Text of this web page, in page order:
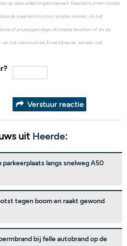
op deze website gemodereerd. Reacties kunnen zonder
als kwetsend kunnen worden ervaren, als het
of privacygevoelige informatie bevatten of als de
het nieuwsartikel. Email adressen worden niet
Verstuur reactie
uit Heerde:
parkeerplaats langs snelweg A50
tegen boom en raakt gewond
bij felle autobrand op de